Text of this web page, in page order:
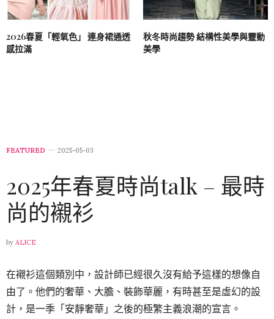
2026春夏「輕氧色」 連身裙通透
感拉滿
秋冬時尚趨勢 結構性美學與靈動
美學
FEATURED 2025-05-03
2025年春夏時尚talk – 最時
尚的襯衫
by ALICE
在襯衫這個類別中，設計師已經很久沒有給予這樣的想像自
由了。他們的奢華、大膽、裝飾華麗，有時甚至是虛幻的設
計，是一季「安靜奢華」之後的極繁主義浪潮的宣言。